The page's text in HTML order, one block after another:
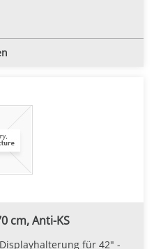
cm, Anti-KS
für 42" -